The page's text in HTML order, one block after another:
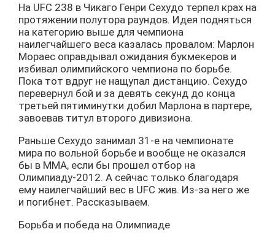
На UFC 238 в Чикаго Генри Сехудо терпел крах на
протяжении полутора раундов. Идея подняться
на категорию выше для чемпиона
наилегчайшего веса казалась провалом: Марлон
Мораес оправдывал ожидания букмекеров и
избивал олимпийского чемпиона по борьбе.
Пока тот вдруг не нащупал дистанцию. Сехудо
перевернул бой и за девять секунд до конца
третьей пятиминутки добил Марлона в партере,
завоевав титул второго дивизиона.
Раньше Сехудо занимал 31-е на чемпионате
мира по вольной борьбе и вообще не оказался
бы в MMA, если бы прошел отбор на
Олимпиаду-2012. А сейчас только благодаря
ему наилегчайший вес в UFC жив. Из-за него же
и погибнет. Рассказываем.
Борьба и победа на Олимпиаде